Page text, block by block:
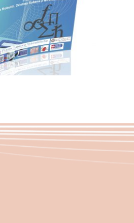
0,00€
Aggiungi al carrello